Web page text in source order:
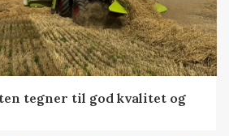
tegner til god kvalitet og